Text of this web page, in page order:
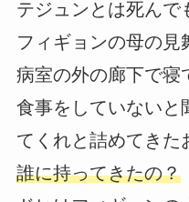
テジュンとは死んで
フィギョンの母の見
病室の外の廊下で寝
食事をしていないと
てくれと詰めてきた
誰に持ってきたの？